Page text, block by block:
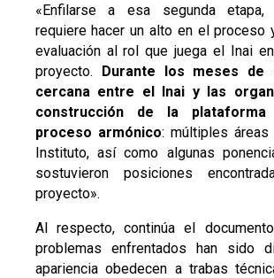
«Enfilarse a esa segunda etapa,
requiere hacer un alto en el proceso
evaluación al rol que juega el Inai
proyecto. Durante los meses de
cercana entre el Inai y las
construcción de la
proceso armónico: múltiples
Instituto, así como algunas
sostuvieron posiciones
proyecto».
Al respecto, continúa el
problemas enfrentados han sido
apariencia obedecen a trabas